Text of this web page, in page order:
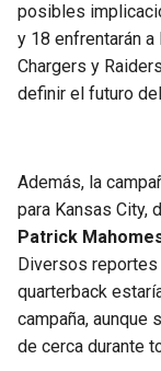
posibles
y 18 enfrentarán
Chargers y
definir el futuro
Además, la
para Kansas City,
Patrick
Diversos reportes
quarterback
campaña, aunque
de cerca durante